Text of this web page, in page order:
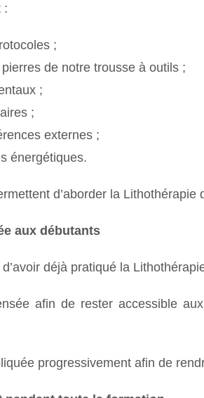
:
;
de notre trousse à outils ;
;
;
externes ;
énergétiques.
d’aborder la
aux débutants
déjà pratiqué la
afin de rester accessible
progressivement afin de